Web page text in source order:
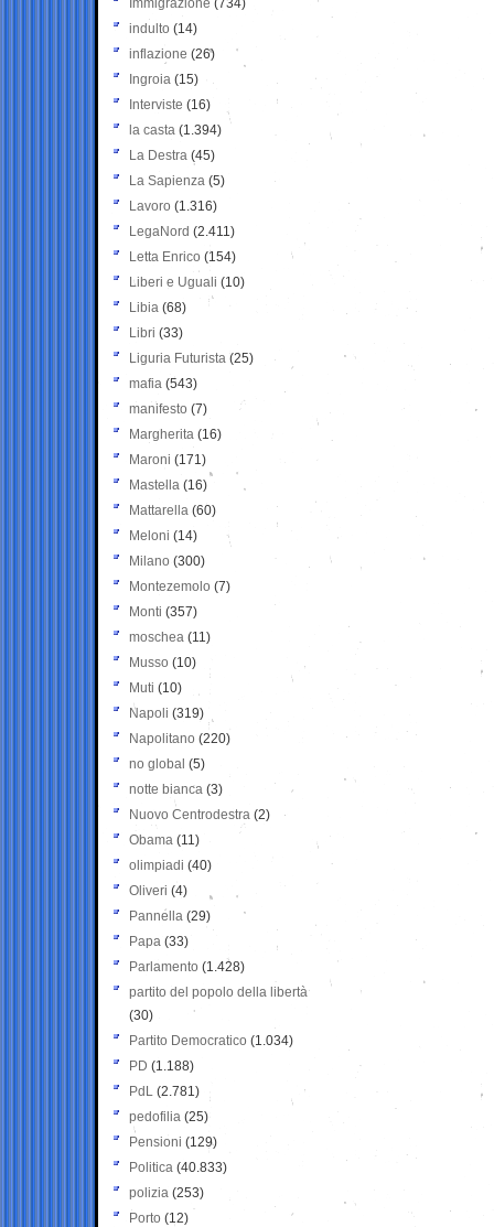
Immigrazione (734)
indulto (14)
inflazione (26)
Ingroia (15)
Interviste (16)
la casta (1.394)
La Destra (45)
La Sapienza (5)
Lavoro (1.316)
LegaNord (2.411)
Letta Enrico (154)
Liberi e Uguali (10)
Libia (68)
Libri (33)
Liguria Futurista (25)
mafia (543)
manifesto (7)
Margherita (16)
Maroni (171)
Mastella (16)
Mattarella (60)
Meloni (14)
Milano (300)
Montezemolo (7)
Monti (357)
moschea (11)
Musso (10)
Muti (10)
Napoli (319)
Napolitano (220)
no global (5)
notte bianca (3)
Nuovo Centrodestra (2)
Obama (11)
olimpiadi (40)
Oliveri (4)
Pannella (29)
Papa (33)
Parlamento (1.428)
partito del popolo della libertà
(30)
Partito Democratico (1.034)
PD (1.188)
PdL (2.781)
pedofilia (25)
Pensioni (129)
Politica (40.833)
polizia (253)
Porto (12)